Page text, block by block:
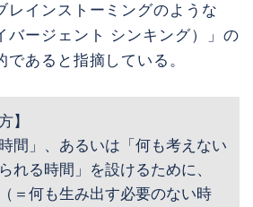
レインストーミングのような
バージェント シンキング）」の
あると指摘している。
】
間」、あるいは「何も考えない
れる時間」を設けるために、
＝何も生み出す必要のない時